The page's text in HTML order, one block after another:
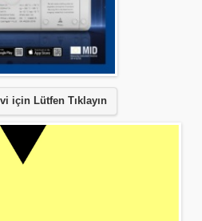
için Lütfen Tıklayın